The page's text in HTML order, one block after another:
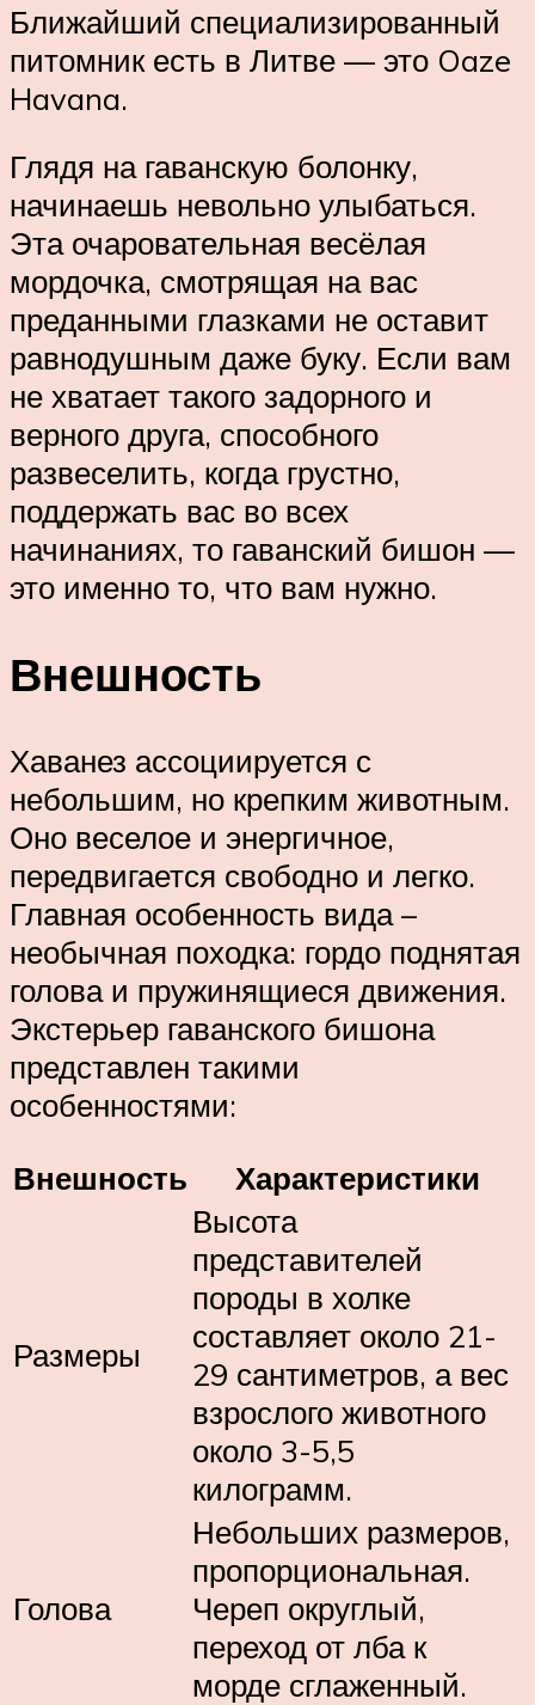
Ближайший специализированный
питомник есть в Литве — это Oaze
Havana.
Глядя на гаванскую болонку,
начинаешь невольно улыбаться.
Эта очаровательная весёлая
мордочка, смотрящая на вас
преданными глазками не оставит
равнодушным даже буку. Если вам
не хватает такого задорного и
верного друга, способного
развеселить, когда грустно,
поддержать вас во всех
начинаниях, то гаванский бишон —
это именно то, что вам нужно.
Внешность
Хаванез ассоциируется с
небольшим, но крепким животным.
Оно веселое и энергичное,
передвигается свободно и легко.
Главная особенность вида –
необычная походка: гордо поднятая
голова и пружинящиеся движения.
Экстерьер гаванского бишона
представлен такими
особенностями:
Внешность
Характеристики
Размеры
Высота
представителей
породы в холке
составляет около 21-
29 сантиметров, а вес
взрослого животного
около 3-5,5
килограмм.
Голова
Небольших размеров,
пропорциональная.
Череп округлый,
переход от лба к
морде сглаженный.